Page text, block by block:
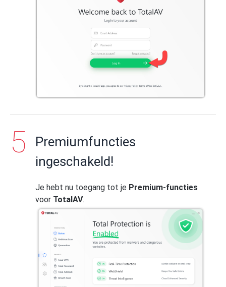
Premiumfuncties
ingeschakeld!
Je hebt nu toegang tot je Premium-functies
voor TotalAV.